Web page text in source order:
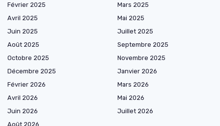
Février 2025
Mars 2025
Avril 2025
Mai 2025
Juin 2025
Juillet 2025
Août 2025
Septembre 2025
Octobre 2025
Novembre 2025
Décembre 2025
Janvier 2026
Février 2026
Mars 2026
Avril 2026
Mai 2026
Juin 2026
Juillet 2026
Août 2026